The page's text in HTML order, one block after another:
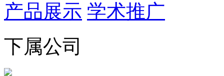
产品展示 学术推广
下属公司